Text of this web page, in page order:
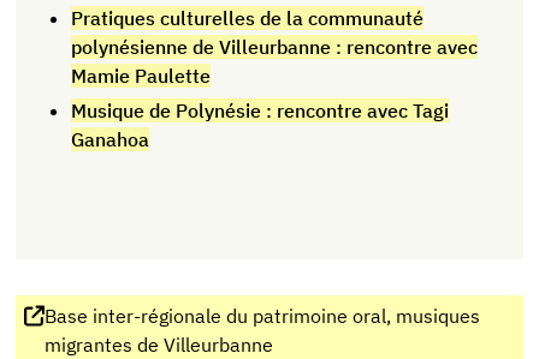
Pratiques culturelles de la communauté
polynésienne de Villeurbanne : rencontre avec
Mamie Paulette
Musique de Polynésie : rencontre avec Tagi
Ganahoa
Base inter-régionale du patrimoine oral, musiques
migrantes de Villeurbanne